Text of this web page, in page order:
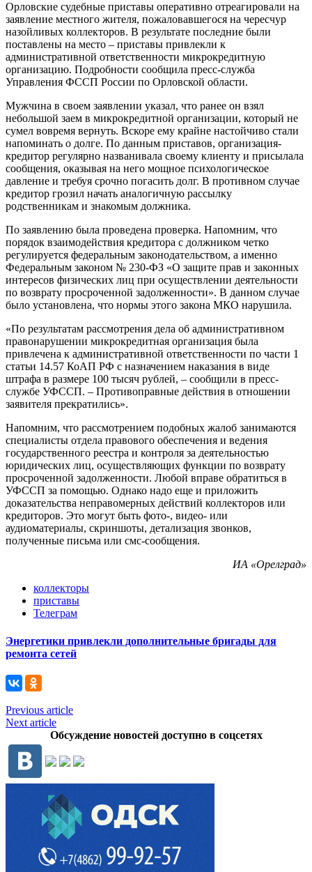
Орловские судебные приставы оперативно отреагировали на
заявление местного жителя, пожаловавшегося на чересчур
назойливых коллекторов. В результате последние были
поставлены на место – приставы привлекли к
административной ответственности микрокредитную
организацию. Подробности сообщила пресс-служба
Управления ФССП России по Орловской области.
Мужчина в своем заявлении указал, что ранее он взял
небольшой заем в микрокредитной организации, который не
сумел вовремя вернуть. Вскоре ему крайне настойчиво стали
напоминать о долге. По данным приставов, организация-
кредитор регулярно названивала своему клиенту и присылала
сообщения, оказывая на него мощное психологическое
давление и требуя срочно погасить долг. В противном случае
кредитор грозил начать аналогичную рассылку
родственникам и знакомым должника.
По заявлению была проведена проверка. Напомним, что
порядок взаимодействия кредитора с должником четко
регулируется федеральным законодательством, а именно
Федеральным законом № 230-ФЗ «О защите прав и законных
интересов физических лиц при осуществлении деятельности
по возврату просроченной задолженности». В данном случае
было установлена, что нормы этого закона МКО нарушила.
«По результатам рассмотрения дела об административном
правонарушении микрокредитная организация была
привлечена к административной ответственности по части 1
статьи 14.57 КоАП РФ с назначением наказания в виде
штрафа в размере 100 тысяч рублей, – сообщили в пресс-
службе УФССП. – Противоправные действия в отношении
заявителя прекратились».
Напомним, что рассмотрением подобных жалоб занимаются
специалисты отдела правового обеспечения и ведения
государственного реестра и контроля за деятельностью
юридических лиц, осуществляющих функции по возврату
просроченной задолженности. Любой вправе обратиться в
УФССП за помощью. Однако надо еще и приложить
доказательства неправомерных действий коллекторов или
кредиторов. Это могут быть фото-, видео- или
аудиоматериалы, скриншоты, детализация звонков,
полученные письма или смс-сообщения.
ИА «Орелград»
коллекторы
приставы
Телеграм
Энергетики привлекли дополнительные бригады для
ремонта сетей
Previous article
Next article
Обсуждение новостей доступно в соцсетях